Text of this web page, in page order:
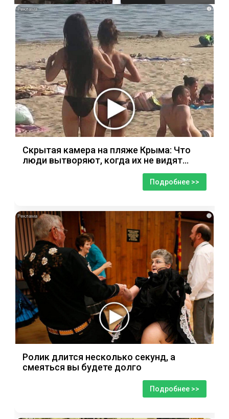
i
Скрытая камера на пляже Крыма: Что
люди вытворяют, когда их не видят...
Подробнее >>
i
Ролик длится несколько секунд, а
смеяться вы будете долго
Подробнее >>